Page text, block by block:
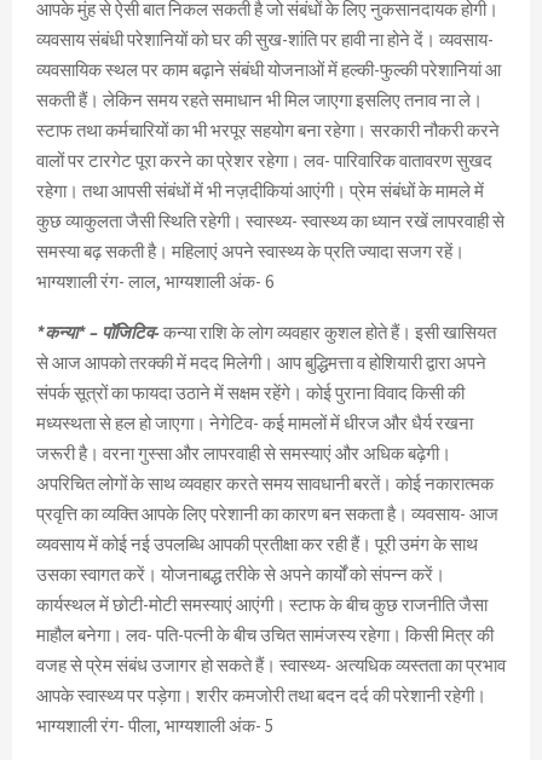
आपके मुंह से ऐसी बात निकल सकती है जो संबंधों के लिए नुकसानदायक होगी।
व्यवसाय संबंधी परेशानियों को घर की सुख-शांति पर हावी ना होने दें। व्यवसाय-
व्यवसायिक स्थल पर काम बढ़ाने संबंधी योजनाओं में हल्की-फुल्की परेशानियां आ
सकती हैं। लेकिन समय रहते समाधान भी मिल जाएगा इसलिए तनाव ना ले।
स्टाफ तथा कर्मचारियों का भी भरपूर सहयोग बना रहेगा। सरकारी नौकरी करने
वालों पर टारगेट पूरा करने का प्रेशर रहेगा। लव- पारिवारिक वातावरण सुखद
रहेगा। तथा आपसी संबंधों में भी नज़दीकियां आएंगी। प्रेम संबंधों के मामले में
कुछ व्याकुलता जैसी स्थिति रहेगी। स्वास्थ्य- स्वास्थ्य का ध्यान रखें लापरवाही से
समस्या बढ़ सकती है। महिलाएं अपने स्वास्थ्य के प्रति ज्यादा सजग रहें।
भाग्यशाली रंग- लाल, भाग्यशाली अंक- 6
*कन्या* – पॉजिटिव-कन्या राशि के लोग व्यवहार कुशल होते हैं। इसी खासियत
से आज आपको तरक्की में मदद मिलेगी। आप बुद्धिमत्ता व होशियारी द्वारा अपने
संपर्क सूत्रों का फायदा उठाने में सक्षम रहेंगे। कोई पुराना विवाद किसी की
मध्यस्थता से हल हो जाएगा। नेगेटिव- कई मामलों में धीरज और धैर्य रखना
जरूरी है। वरना गुस्सा और लापरवाही से समस्याएं और अधिक बढ़ेगी।
अपरिचित लोगों के साथ व्यवहार करते समय सावधानी बरतें। कोई नकारात्मक
प्रवृत्ति का व्यक्ति आपके लिए परेशानी का कारण बन सकता है। व्यवसाय- आज
व्यवसाय में कोई नई उपलब्धि आपकी प्रतीक्षा कर रही हैं। पूरी उमंग के साथ
उसका स्वागत करें। योजनाबद्ध तरीके से अपने कार्यों को संपन्न करें।
कार्यस्थल में छोटी-मोटी समस्याएं आएंगी। स्टाफ के बीच कुछ राजनीति जैसा
माहौल बनेगा। लव- पति-पत्नी के बीच उचित सामंजस्य रहेगा। किसी मित्र की
वजह से प्रेम संबंध उजागर हो सकते हैं। स्वास्थ्य- अत्यधिक व्यस्तता का प्रभाव
आपके स्वास्थ्य पर पड़ेगा। शरीर कमजोरी तथा बदन दर्द की परेशानी रहेगी।
भाग्यशाली रंग- पीला, भाग्यशाली अंक- 5